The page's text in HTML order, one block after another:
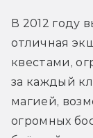
В 2012 году
отличная
квестами,
за каждый
магией,
огромных